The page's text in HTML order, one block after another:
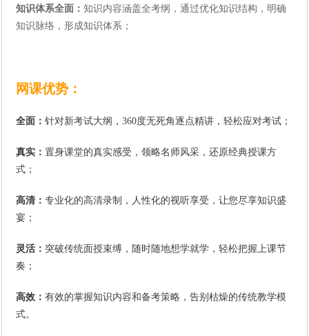
知识体系全面： 知识内容涵盖全考纲，通过优化知识结构，明确
知识脉络，形成知识体系；
网课优势：
全面： 针对新考试大纲， 360度无死角逐点精讲，轻松应对考试；
真实： 置身课堂的真实感受，领略名师风采，还原经典授课方
式；
高清： 专业化的高清录制，人性化的视听享受，让您尽享知识盛
宴；
灵活： 突破传统面授束缚，随时随地想学就学，轻松把握上课节
奏；
高效： 有效的掌握知识内容和备考策略，告别枯燥的传统教学模
式。